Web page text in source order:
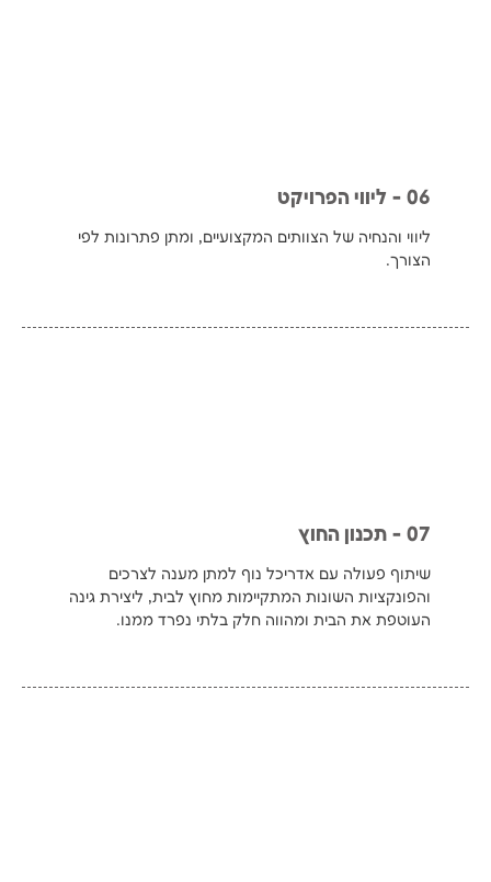
06 - ליווי הפרויקט
ליווי והנחיה של הצוותים המקצועיים, ומתן פתרונות לפי
הצורך.
07 - תכנון החוץ
שיתוף פעולה עם אדריכל נוף למתן מענה לצרכים
והפונקציות השונות המתקיימות מחוץ לבית, ליצירת גינה
העוטפת את הבית ומהווה חלק בלתי נפרד ממנו.